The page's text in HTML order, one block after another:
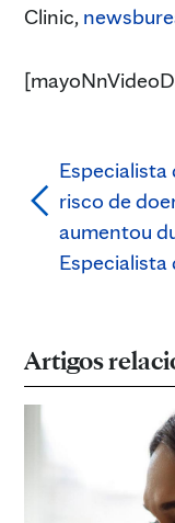
Clinic,
Especialista
risco de
aumentou
Especialista
Artigos